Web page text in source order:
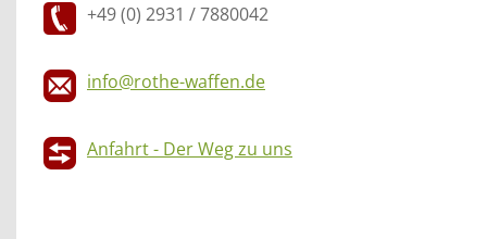
+49 (0) 2931 / 7880042
info@rothe-waffen.de
Anfahrt - Der Weg zu uns